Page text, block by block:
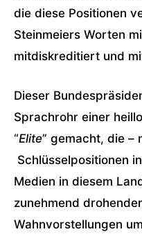
die diese Positionen
Steinmeiers Worten
mitdiskreditiert und
Dieser
Sprachrohr einer
“Elite” gemacht, die –
Schlüsselpositionen
Medien in diesem
zunehmend
Wahnvorstellungen